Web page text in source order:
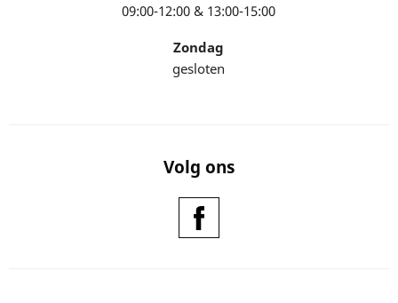
09:00-12:00 & 13:00-15:00
Zondag
gesloten
Volg ons